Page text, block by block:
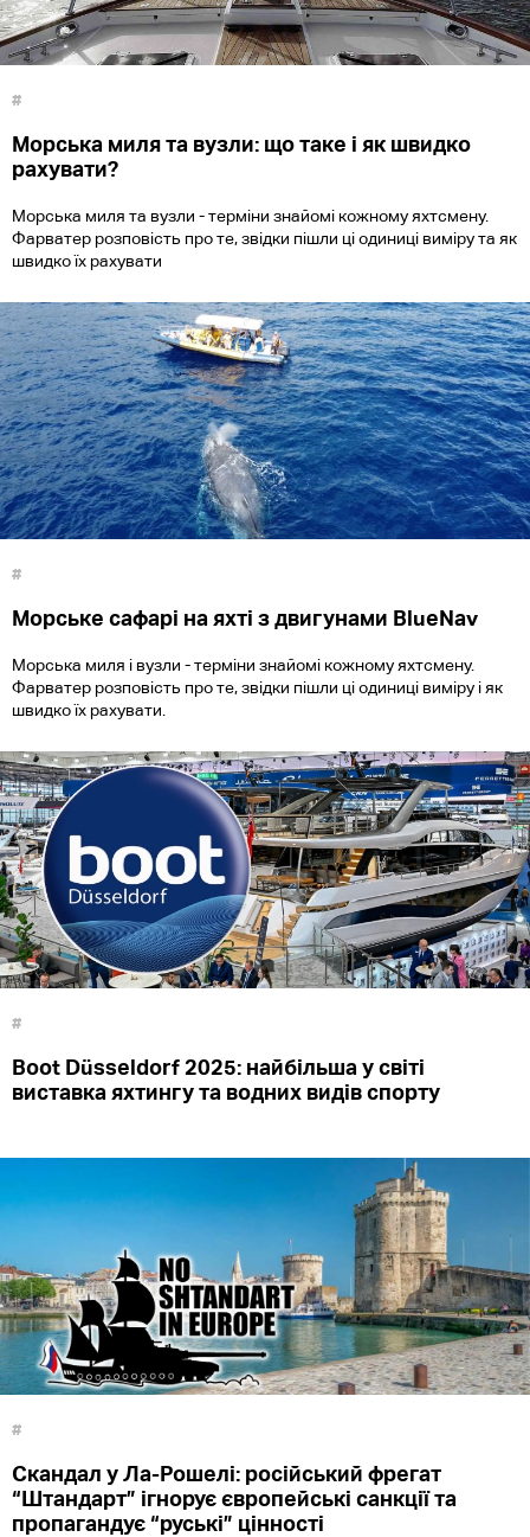
#
Морська миля та вузли: що таке і як швидко
рахувати?
Морська миля та вузли - терміни знайомі кожному яхтсмену.
Фарватер розповість про те, звідки пішли ці одиниці виміру та як
швидко їх рахувати
#
Морське сафарі на яхті з двигунами BlueNav
Морська миля і вузли - терміни знайомі кожному яхтсмену.
Фарватер розповість про те, звідки пішли ці одиниці виміру і як
швидко їх рахувати.
#
Boot Düsseldorf 2025: найбільша у світі
виставка яхтингу та водних видів спорту
#
Скандал у Ла-Рошелі: російський фрегат
“Штандарт” ігнорує європейські санкції та
пропагандує “руські” цінності